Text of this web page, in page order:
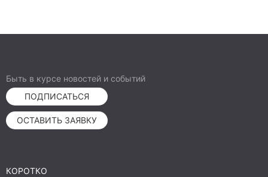
Быть в курсе новостей и событий
ПОДПИСАТЬСЯ
ОСТАВИТЬ ЗАЯВКУ
КОРОТКО